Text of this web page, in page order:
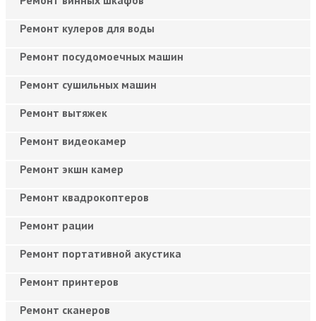
Ремонт кулеров для воды
Ремонт посудомоечных машин
Ремонт сушильных машин
Ремонт вытяжек
Ремонт видеокамер
Ремонт экшн камер
Ремонт квадрокоптеров
Ремонт рации
Ремонт портативной акустика
Ремонт принтеров
Ремонт сканеров